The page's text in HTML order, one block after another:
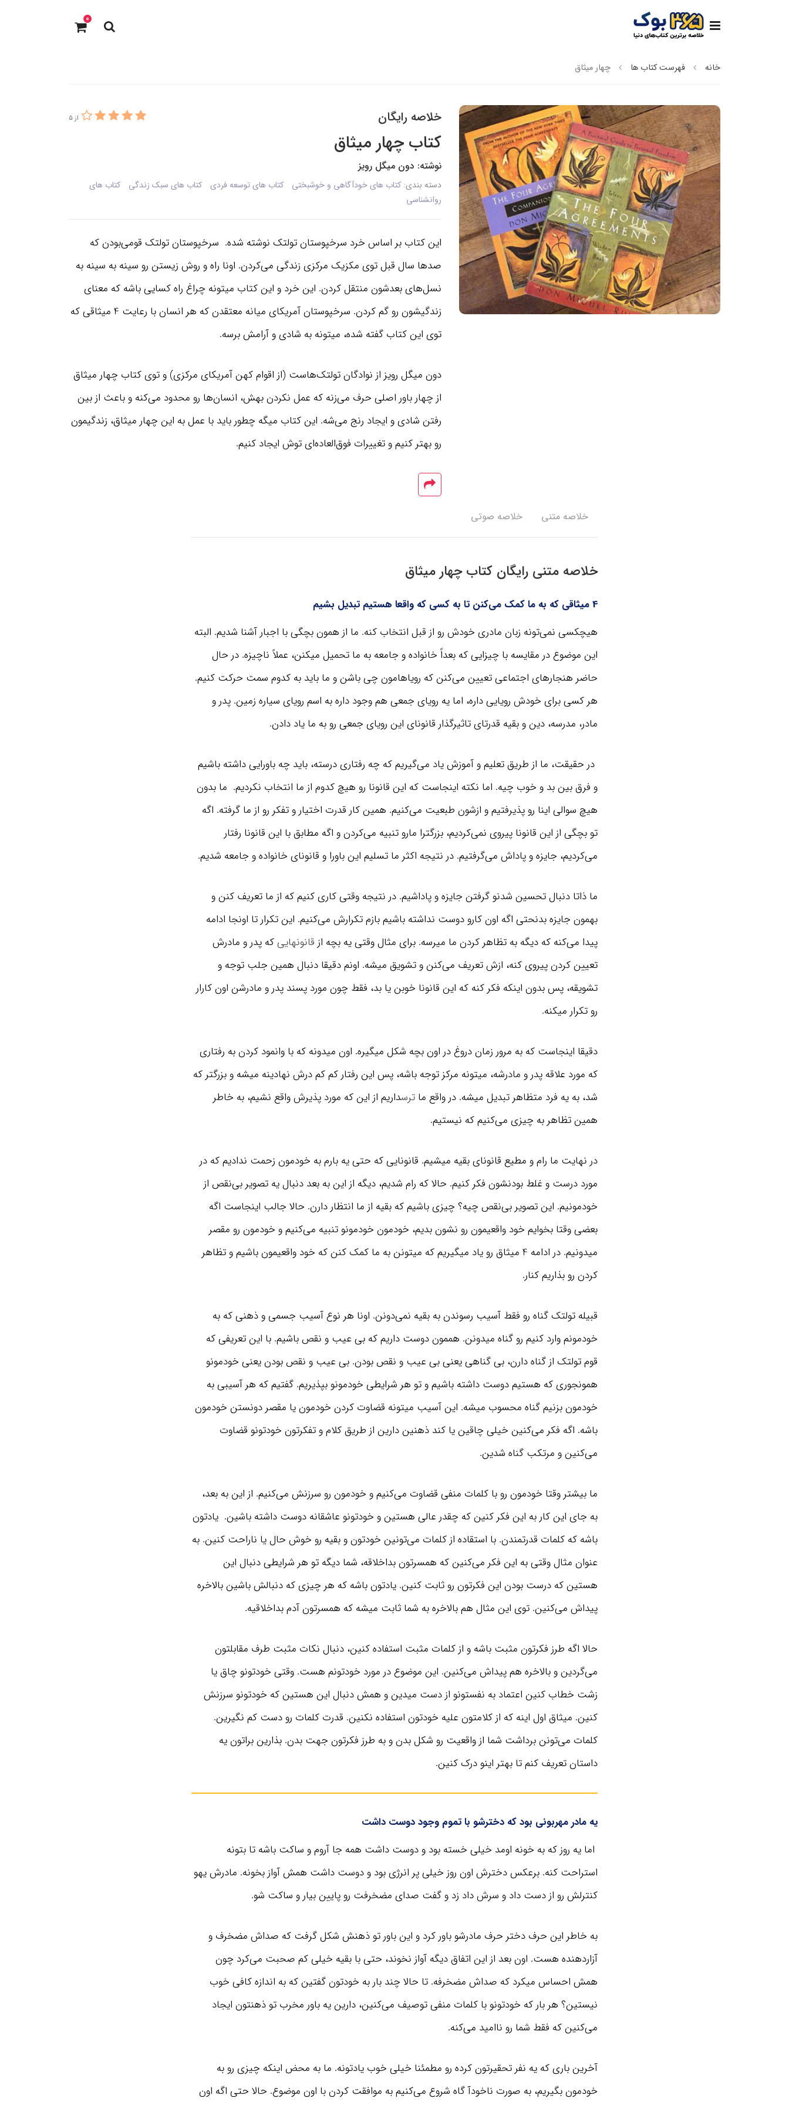
0
خانه فهرست کتاب ها چهار میثاق
خلاصه رایگان از 5
کتاب چهار میثاق
نوشته: دون میگل رویز
دسته بندی: کتاب های خودآگاهی و خوشبختی کتاب های توسعه فردی کتاب های سبک زندگی
کتاب های
روانشناسی
این کتاب بر اساس خرد سرخپوستان تولتک نوشته شده. سرخپوستان تولتک قومی‌بودن که
صدها سال قبل توی مکزیک مرکزی زندگی می‌کردن. اونا راه و روش زیستن رو سینه به سینه به
نسل‌های بعدشون منتقل کردن. این خرد و این کتاب میتونه چراغ راه کسایی باشه که معنای
زندگیشون رو گم کردن. سرخپوستان آمریکای میانه معتقدن که هر انسان با رعایت 4 میثاقی که
توی این کتاب گفته شده، میتونه به شادی و آرامش برسه.
دون میگل رویز از نوادگان تولتک‌هاست (از اقوام کهن آمریکای مرکزی) و توی کتاب چهار میثاق
از چهار باور اصلی حرف می‌زنه که عمل نکردن بهش، انسان‌ها رو محدود می‌کنه و باعث از بین
رفتن شادی و ایجاد رنج‌ می‌شه. این کتاب میگه چطور باید با عمل به این چهار میثاق، زندگیمون
رو بهتر کنیم و تغییرات فوق‌العاده‌ای توش ایجاد کنیم.
خلاصه متنی خلاصه صوتی
خلاصه متنی رایگان کتاب چهار میثاق
4 میثاقی که به ما کمک می‌کنن تا به کسی که واقعا هستیم تبدیل بشیم
هیچکسی نمی‌تونه زبان مادری خودش رو از قبل انتخاب کنه. ما از همون بچگی با اجبار آشنا شدیم. البته
این موضوع در مقایسه با چیزایی که بعداً خانواده و جامعه به ما تحمیل میکنن، عملاً ناچیزه. در حال
حاضر هنجارهای اجتماعی تعیین می‌کنن که رویاهامون چی باشن و ما باید به کدوم سمت حرکت کنیم.
هر کسی برای خودش رویایی داره، اما یه رویای جمعی هم وجود داره به اسم رویای سیاره زمین. پدر و
مادر، مدرسه، دین و بقیه قدرتای تاثیرگذار قانونای این رویای جمعی رو به ما یاد دادن.
در حقیقت، ما از طریق تعلیم و آموزش یاد می‌گیریم که چه رفتاری درسته، باید چه باورایی داشته باشیم
و فرق بین بد و خوب چیه. اما نکته اینجاست که این قانونا رو هیچ کدوم از ما انتخاب نکردیم. ما بدون
هیچ سوالی اینا رو پذیرفتیم و ازشون طبعیت می‌کنیم. همین کار قدرت اختیار و تفکر رو از ما گرفته. اگه
تو بچگی از این قانونا پیروی نمی‌کردیم، بزرگترا مارو تنبیه می‌کردن و اگه مطابق با این قانونا رفتار
می‌کردیم، جایزه و پاداش می‌گرفتیم. در نتیجه اکثر ما تسلیم این باورا و قانونای خانواده و جامعه شدیم.
ما ذاتا دنبال تحسین شدنو گرفتن جایزه و پاداشیم. در نتیجه وقتی کاری کنیم که از ما تعریف کنن و
بهمون جایزه بدنحتی اگه اون کارو دوست نداشته باشیم بازم تکرارش می‌کنیم. این تکرار تا اونجا ادامه
پیدا می‌کنه که دیگه به تظاهر کردن ما میرسه. برای مثال وقتی یه بچه از قانونهاییکه پدر و مادرش
تعیین کردن پیروی کنه، ازش تعریف می‌کنن و تشویق میشه. اونم دقیقا دنبال همین جلب توجه و
تشویقه، پس بدون اینکه فکر کنه که این قانونا خوبن یا بد، فقط چون مورد پسند پدر و مادرشن اون کارار
رو تکرار میکنه.
دقیقا اینجاست که به مرور زمان دروغ در اون بچه شکل میگیره. اون میدونه که با وانمود کردن به رفتاری
که مورد علاقه پدر و مادرشه، میتونه مرکز توجه باشه، پس این رفتار کم کم درش نهادینه میشه و بزرگتر که
شد، به یه فرد متظاهر تبدیل میشه. در واقع ماترسداریم از این که مورد پذیرش واقع نشیم، به خاطر
همین تظاهر به چیزی می‌کنیم که نیستیم.
در نهایت ما رام و مطیع قانونای بقیه میشیم. قانونایی که حتی یه بارم به خودمون زحمت ندادیم که در
مورد درست و غلط بودنشون فکر کنیم. حالا که رام شدیم، دیگه از این به بعد دنبال یه تصویر بی‌نقص از
خودمونیم. این تصویر بی‌نقص چیه؟ چیزی باشیم که بقیه از ما انتظار دارن. حالا جالب اینجاست اگه
بعضی وقتا بخوایم خود واقعیمون رو نشون بدیم، خودمون خودمونو تنبیه می‌کنیم و خودمون رو مقصر
میدونیم. در ادامه 4 میثاق رو یاد میگیریم که میتونن به ما کمک کنن که خود واقعیمون باشیم و تظاهر
کردن رو بذاریم کنار.
قبیله تولتک گناه رو فقط آسیب رسوندن به بقیه نمی‌دونن. اونا هر نوع آسیب جسمی ‌و ذهنی که به
خودمونم وارد کنیم رو گناه میدونن. هممون دوست داریم که بی عیب و نقص باشیم. با این تعریفی که
قوم تولتک از گناه دارن، بی گناهی یعنی بی عیب و نقص بودن. بی عیب و نقص بودن یعنی خودمونو
همونجوری که هستیم دوست داشته باشیم و تو هر شرایطی خودمونو بپذیریم. گفتیم که هر آسیبی به
خودمون بزنیم گناه محسوب میشه. این آسیب میتونه قضاوت کردن خودمون یا مقصر دونستن خودمون
باشه. اگه فکر می‌کنین خیلی چاقین یا کند ذهنین دارین از طریق کلام و تفکرتون خودتونو قضاوت
می‌کنین و مرتکب گناه شدین.
ما بیشتر وقتا خودمون رو با کلمات منفی قضاوت می‌کنیم و خودمون رو سرزنش می‌کنیم. از این به بعد،
به جای این کار به این فکر کنین که چقدر عالی هستین و خودتونو عاشقانه دوست داشته باشین. یادتون
باشه که کلمات قدرتمندن. با استقاده از کلمات می‌تونین خودتون و بقیه رو خوش حال یا ناراحت کنین. به
عنوان مثال وقتی به این فکر می‌کنین که همسرتون بداخلاقه، شما دیگه تو هر شرایطی دنبال این
هستین که درست بودن این فکرتون رو ثابت کنین. یادتون باشه که هر چیزی که دنبالش باشین بالاخره
پیداش می‌کنین. توی این مثال هم بالاخره به شما ثابت میشه که همسرتون آدم بداخلاقیه.
حالا اگه طرز فکرتون مثبت باشه و از کلمات مثبت استفاده کنین، دنبال نکات مثبت طرف مقابلتون
می‌گردین و بالاخره هم پیداش می‌کنین. این موضوع در مورد خودتونم هست. وقتی خودتونو چاق یا
زشت خطاب کنین اعتماد به نفستونو از دست میدین و همش دنبال این هستین که خودتونو سرزنش
کنین. میثاق اول اینه که از کلامتون علیه خودتون استفاده نکنین. قدرت کلمات رو دست کم نگیرین.
کلمات می‌تونن برداشت شما از واقعیت رو شکل بدن و به طرز فکرتون جهت بدن. بذارین براتون یه
داستان تعریف کنم تا بهتر اینو درک کنین.
یه مادر مهربونی بود که دخترشو با تموم وجود دوست داشت
اما یه روز که به خونه اومد خیلی خسته بود و دوست داشت همه جا آروم و ساکت باشه تا بتونه
استراحت کنه. برعکس دخترش اون روز خیلی پر انرژی بود و دوست داشت همش آواز بخونه. مادرش یهو
کنترلش رو از دست داد و سرش داد زد و گفت صدای مضخرفت رو پایین بیار و ساکت شو.
به خاطر این حرف دختر حرف مادرشو باور کرد و این باور تو ذهنش شکل گرفت که صداش مضخرف و
آزاردهنده هست. اون بعد از این اتفاق دیگه آواز نخوند، حتی با بقیه خیلی کم صحبت می‌کرد چون
همش احساس میکرد که صداش مضخرفه. تا حالا چند بار به خودتون گفتین که به اندازه کافی خوب
نیستین؟ هر بار که خودتونو با کلمات منفی توصیف می‌کنین، دارین یه باور مخرب تو ذهنتون ایجاد
می‌کنین که فقط شما رو ناامید می‌کنه.
آخرین باری که یه نفر تحقیرتون کرده رو مطمئنا خیلی خوب یادتونه. ما به محض اینکه چیزی رو به
خودمون بگیریم، به صورت ناخودآ گاه شروع می‌کنیم به موافقت کردن با اون موضوع. حالا حتی اگه اون
کافیه 20 دقیقه از وقت مرده خودت رو بذاری و به
دریافت اشتراک